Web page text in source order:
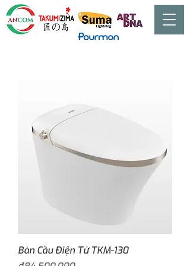
Bàn Cầu Điện Tử TKM-130